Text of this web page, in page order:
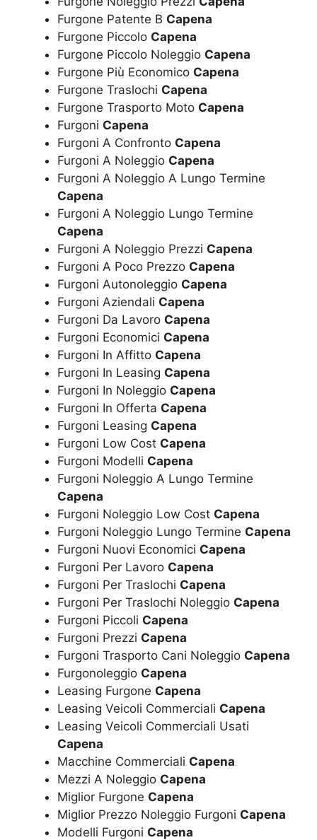
Furgone Patente B Capena
Furgone Piccolo Capena
Furgone Piccolo Noleggio Capena
Furgone Più Economico Capena
Furgone Traslochi Capena
Furgone Trasporto Moto Capena
Furgoni Capena
Furgoni A Confronto Capena
Furgoni A Noleggio Capena
Furgoni A Noleggio A Lungo Termine
Capena
Furgoni A Noleggio Lungo Termine
Capena
Furgoni A Noleggio Prezzi Capena
Furgoni A Poco Prezzo Capena
Furgoni Autonoleggio Capena
Furgoni Aziendali Capena
Furgoni Da Lavoro Capena
Furgoni Economici Capena
Furgoni In Affitto Capena
Furgoni In Leasing Capena
Furgoni In Noleggio Capena
Furgoni In Offerta Capena
Furgoni Leasing Capena
Furgoni Low Cost Capena
Furgoni Modelli Capena
Furgoni Noleggio A Lungo Termine
Capena
Furgoni Noleggio Low Cost Capena
Furgoni Noleggio Lungo Termine Capena
Furgoni Nuovi Economici Capena
Furgoni Per Lavoro Capena
Furgoni Per Traslochi Capena
Furgoni Per Traslochi Noleggio Capena
Furgoni Piccoli Capena
Furgoni Prezzi Capena
Furgoni Trasporto Cani Noleggio Capena
Furgonoleggio Capena
Leasing Furgone Capena
Leasing Veicoli Commerciali Capena
Leasing Veicoli Commerciali Usati
Capena
Macchine Commerciali Capena
Mezzi A Noleggio Capena
Miglior Furgone Capena
Miglior Prezzo Noleggio Furgoni Capena
Modelli Furgoni Capena